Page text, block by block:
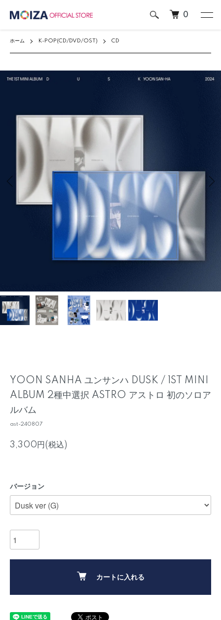
0
ホーム K-POP(CD/DVD/OST) CD
YOON SANHA ユンサンハ DUSK / 1ST MINI
ALBUM 2種中選択 ASTRO アストロ 初のソロア
ルバム
ast-240807
3,300円(税込)
バージョン
カートに入れる